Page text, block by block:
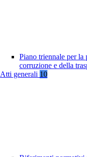
Piano triennale per la
corruzione e della
Atti generali 10